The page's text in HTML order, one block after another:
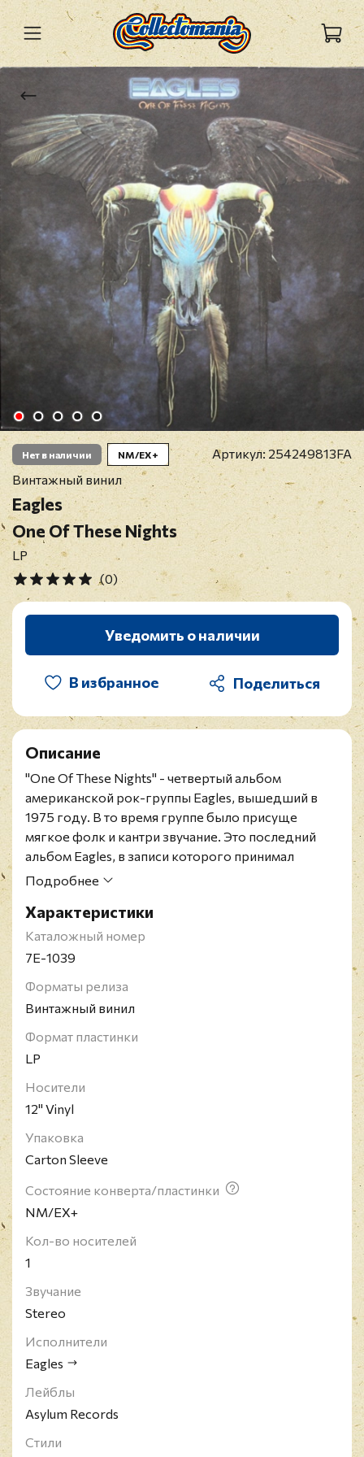
Нет в наличии NM/EX+ Артикул:254249813FA
Винтажный винил
Eagles
One Of These Nights
LP
(0)
Уведомить о наличии
В избранное
Описание
"One Of These Nights" - четвертый альбом
американской рок-группы Eagles, вышедший в
1975 году. В то время группе было присуще
мягкое фолк и кантри звучание. Это последний
альбом Eagles, в записи которого принимал
участие гитарист Берни Лидон, которого позже
тура One Of These Nights.
Оригинальное американское издание. Конверт с
тиснением в состоянии близком к идеальному,
Американская рок-группа Eagles образовалась в
1971 году. Их основной стиль - это мелодичный
софт- и кантри-рок. В свой золотой период с 1971
по 1981 годы альбомы Eagles 4 раза возглавляли
первые места в чарте Billboard Hot 100. В мире
было продано 65 млн. копий их альбомов.
Подробнее
Характеристики
Каталожный номер
7E-1039
Форматы релиза
Винтажный винил
Формат пластинки
LP
Носители
12" Vinyl
Упаковка
Carton Sleeve
Состояние конверта/пластинки
NM/EX+
Кол-во носителей
1
Звучание
Stereo
Исполнители
Eagles
Лейблы
Asylum Records
Стили